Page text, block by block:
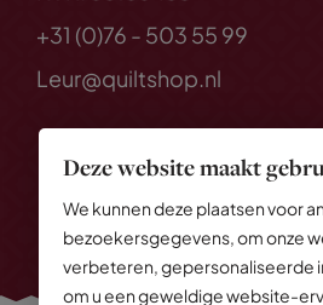
Deze website maakt
We kunnen deze plaatsen voor
bezoekersgegevens, om onze
verbeteren, gepersonaliseerde
om u een geweldige website-
+31 (0)76 - 503 55 99
Leur@quiltshop.nl